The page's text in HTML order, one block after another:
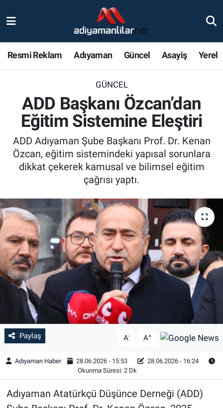
Resmi Reklam Adıyaman Güncel Asayiş Yerel
GÜNCEL
ADD Başkanı Özcan’dan
Eğitim Sistemine Eleştiri
ADD Adıyaman Şube Başkanı Prof. Dr. Kenan
Özcan, eğitim sistemindeki yapısal sorunlara
dikkat çekerek kamusal ve bilimsel eğitim
çağrısı yaptı.
Paylaş A- A+
Adıyaman Haber 28.06.2026 - 15:53
28.06.2026 - 16:24
Okunma Süresi: 2 Dk
Adıyaman Atatürkçü Düşünce Derneği (ADD)
Magazin
Bölge Haberleri
Gündem
Sağlık
Özel Haber
Kültür Sanat
Eğitim
Ekonomi
Yaşam
BİLİM VE TEKNOLOJİ
Nöbetçi Eczaneler
Adiyaman Namaz Vakitleri
Trafik Durumu
Süper Lig Puan Durumu ve Fikstür
Tüm Manşetler
Haber Arşivi